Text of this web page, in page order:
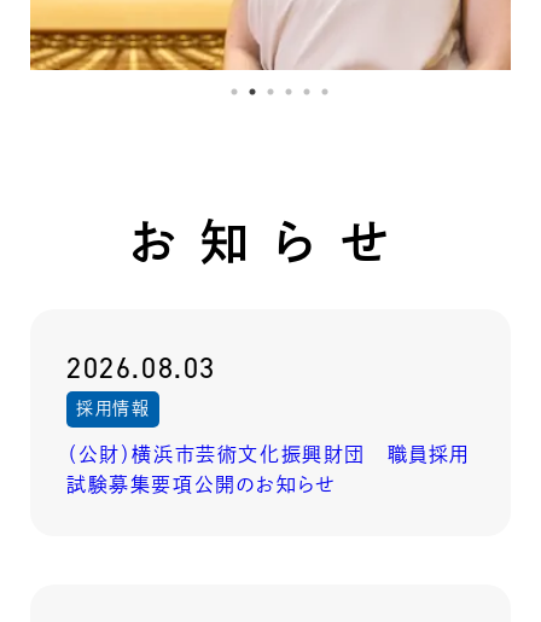
お知らせ
2026.08.03
採用情報
（公財）横浜市芸術文化振興財団 職員採用
試験募集要項公開のお知らせ